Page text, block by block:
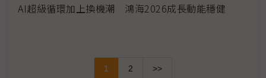
AI超級循環加上換機潮 鴻海2026成長動能穩健
1 2 >>